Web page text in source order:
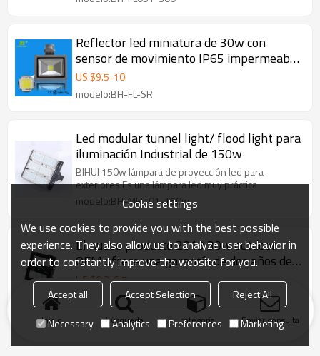
Reflector led miniatura de 30w con
sensor de movimiento IP65 impermeable
en interiores y exteriores
US $9.5-10
modelo:BH-FL-SR
Led modular tunnel light/ flood light para
iluminación Industrial de 150w
BIHUI 150w lámpara de proyección led para
exteriores.Es una lámpara led muy práctica
modelo:BH-MFL-01-150w
El nuevo producto 2019 30w outdoor
OEM ofrece una garantía de dos años de
100lm/w para las luces led
US $6.2-6.5
modelo:BH-FL056-030
Inicio búsqueda categoría Enviar consulta
Cookie settings
We use cookies to provide you with the best possible
experience. They also allow us to analyze user behavior in
order to constantly improve the website for you.
Accept all Accept Selection
Reject All
Necessary
Analytics Preferences Marketing